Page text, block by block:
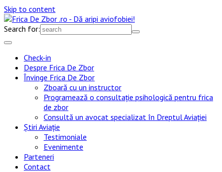
Skip to content
Search for:
Check-in
Despre Frica De Zbor
Învinge Frica De Zbor
Zboară cu un instructor
Programează o consultație psihologică pentru frica
de zbor
Consultă un avocat specializat în Dreptul Aviației
Știri Aviație
Testimoniale
Evenimente
Parteneri
Contact